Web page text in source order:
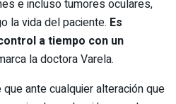
e incluso tumores oculares,
la vida del paciente. Es
a tiempo con un
la doctora Varela.
ante cualquier alteración que